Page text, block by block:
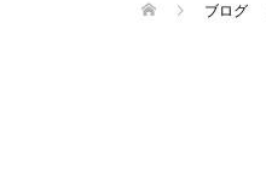
ブログ